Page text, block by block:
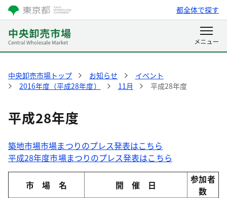
都全体で探す
中央卸売市場トップ お知らせ
イベント
2016年度（平成28年度）
11月 平成28年度
平成28年度
築地市場市場まつりのプレス発表はこちら
平成28年度市場まつりのプレス発表はこちら
市 場 名 開 催 日
参加者
数